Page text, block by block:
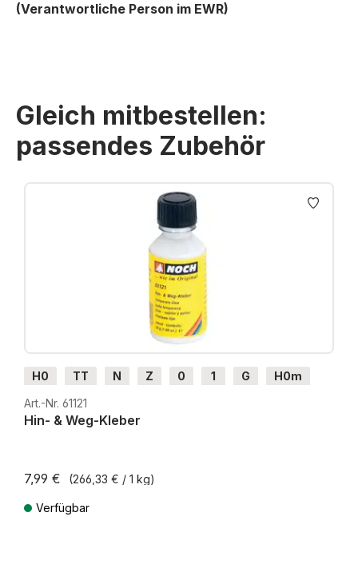
(Verantwortliche Person im EWR)
Gleich mitbestellen:
passendes Zubehör
Produktgalerie überspringen
H0 TT N Z 0 1 G
H0m
H0e
Art.-Nr. 61121
Hin- & Weg-Kleber
7,99 € (266,33 € / 1 kg)
Verfügbar